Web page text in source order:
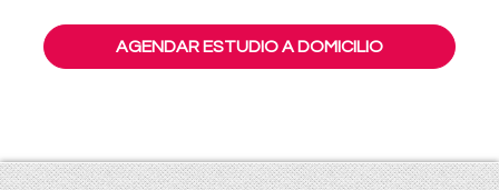
AGENDAR ESTUDIO A DOMICILIO